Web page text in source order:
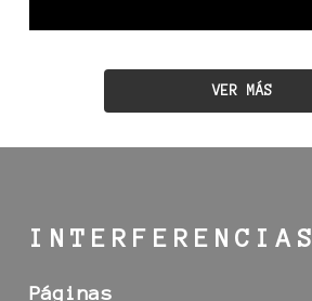
VER MÁS
INTERFERENCIAS
Páginas